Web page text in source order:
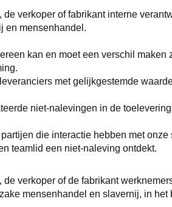
verkoper of fabrikant interne
en mensenhandel.
kan en moet een verschil
met gelijkgestemde
niet-nalevingen in de
die interactie hebben met
teamlid een niet-naleving ontdekt.
verkoper of de fabrikant
mensenhandel en slavernij, in